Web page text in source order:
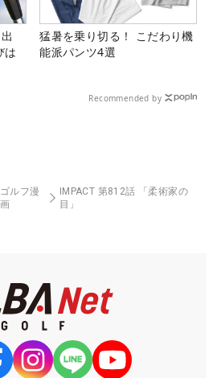
は
猛暑を乗り切る！ こだわり機
能派パンツ4選
Recommended by
ゴルフ漫
画
IMPACT 第812話 「柔術家の
目」